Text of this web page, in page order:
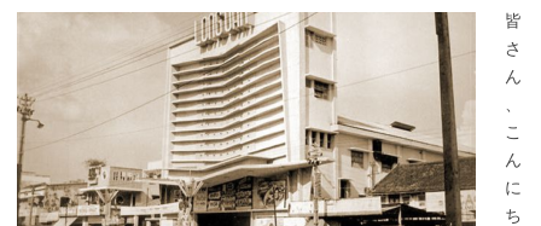
皆
さ
ん
こ
ん
に
ち